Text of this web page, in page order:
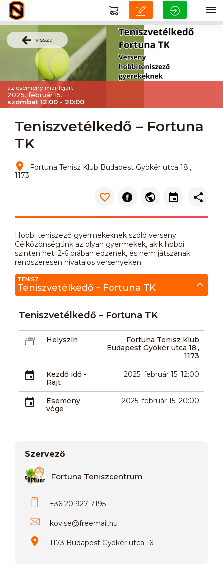
vissza
az esemény már lejárt
2025. február 15.
szombat 12:00 - 20:00
Teniszvetélkedő – Fortuna
TK
Fortuna Tenisz Klub Budapest Gyökér utca 18.,
1173
Hobbi teniszező gyermekeknek szóló verseny.
Célközönségünk az olyan gyermekek, akik hobbi
szinten heti 2-6 órában edzenek, és nem játszanak
rendszeresen hivatalos versenyeken.
TENISZ
Teniszvetélkedő – Fortuna TK
Teniszvetélkedő – Fortuna TK
Helyszín
Fortuna Tenisz Klub
Budapest Gyökér utca 18.,
1173
Kezdő idő -
Rajt
2025. február 15. 12:00
Esemény
vége
2025. február 15. 20:00
Szervező
Fortuna Teniszcentrum
+36 20 927 7195
kovise@freemail.hu
1173 Budapest Gyökér utca 16.